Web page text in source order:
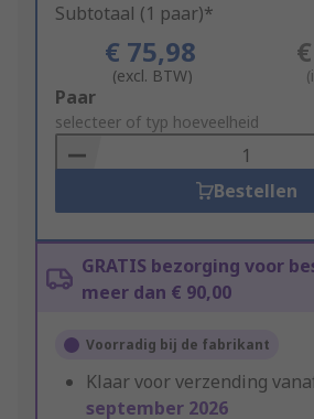
Subtotaal (1 paar)*
€ 75,98
(excl. BTW)
Add
to
Basket
Paar
selecteer of typ hoeveelheid
Bestellen
GRATIS bezorging voor
meer dan € 90,00
Voorradig bij de fabrikant
Klaar voor verzending
september 2026